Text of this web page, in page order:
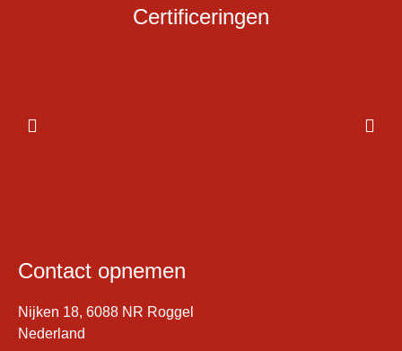
Certificeringen
Contact opnemen
Nijken 18, 6088 NR Roggel
Nederland